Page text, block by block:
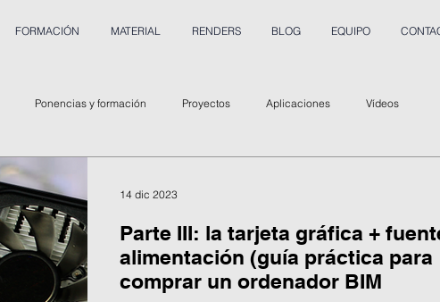
FORMACIÓN MATERIAL RENDERS BLOG EQUIPO
Ponencias y formación Proyectos Aplicaciones Vídeos
Parte III: la tarjeta gráfica +
alimentación (guía práctica para
comprar un ordenador BIM
14 dic 2023